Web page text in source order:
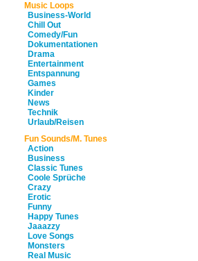
Music Loops
Business-World
Chill Out
Comedy/Fun
Dokumentationen
Drama
Entertainment
Entspannung
Games
Kinder
News
Technik
Urlaub/Reisen
Fun Sounds/M. Tunes
Action
Business
Classic Tunes
Coole Sprüche
Crazy
Erotic
Funny
Happy Tunes
Jaaazzy
Love Songs
Monsters
Real Music